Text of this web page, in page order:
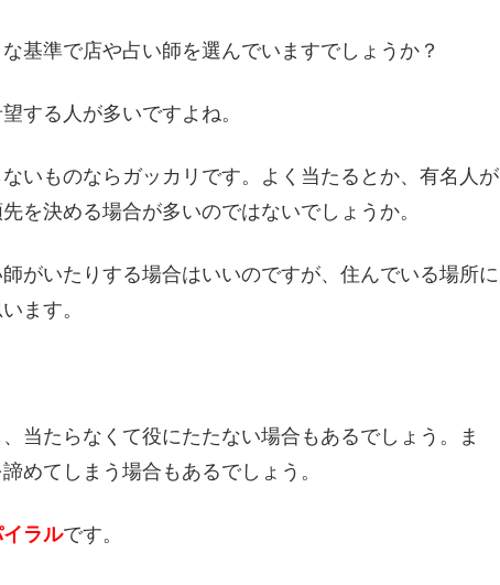
基準で店や占い師を選んでいますでしょうか？
する人が多いですよね。
いものならガッカリです。よく当たるとか、有名人が
を決める場合が多いのではないでしょうか。
がいたりする場合はいいのですが、住んでいる場所に
ます。
当たらなくて役にたたない場合もあるでしょう。ま
めてしまう場合もあるでしょう。
ラルです。